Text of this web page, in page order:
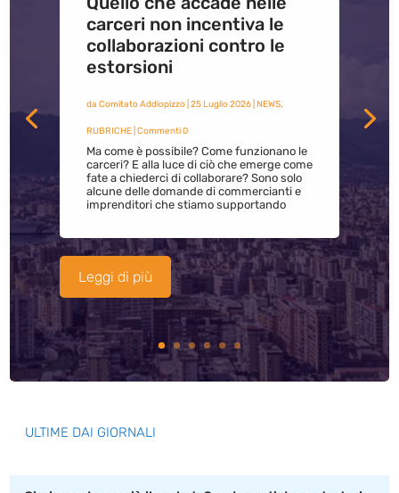
carceri non incentiva le
collaborazioni contro le
estorsioni
da Comitato Addiopizzo| 25 Luglio 2026| NEWS,
RUBRICHE| Commenti 0
Ma come è possibile? Come funzionano le
carceri? E alla luce di ciò che emerge come
fate a chiederci di collaborare? Sono solo
alcune delle domande di commercianti e
imprenditori che stiamo supportando
Leggi di più
ULTIME DAI GIORNALI